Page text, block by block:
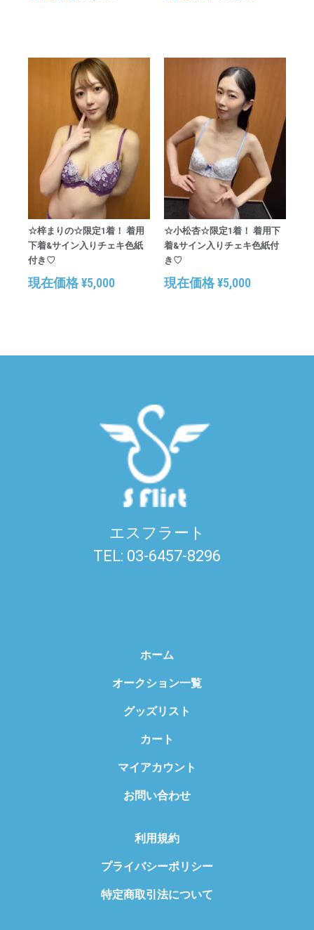
☆梓まりの☆限定1着！ 着用
下着&サイン入りチェキ色紙
付き♡
現在価格¥5,000
☆小松杏☆限定1着！ 着用下
着&サイン入りチェキ色紙付
き♡
現在価格¥5,000
エスフラート
TEL: 03-6457-8296
ホーム
オークション一覧
グッズリスト
カート
マイアカウント
お問い合わせ
利用規約
プライバシーポリシー
特定商取引法について